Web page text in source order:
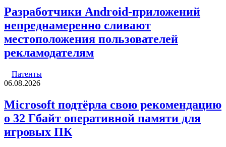
Разработчики Android-приложений
непреднамеренно сливают
местоположения пользователей
рекламодателям
Патенты
06.08.2026
Microsoft подтёрла свою рекомендацию
о 32 Гбайт оперативной памяти для
игровых ПК